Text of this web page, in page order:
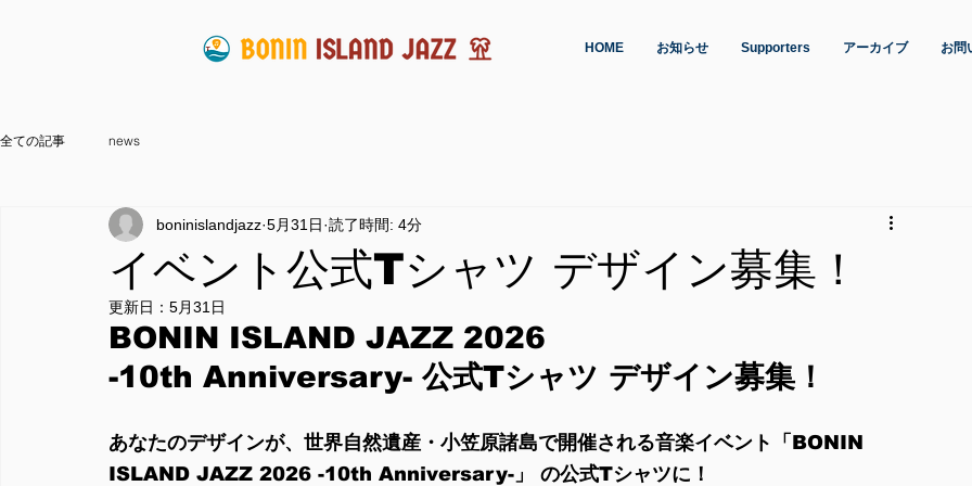
HOME お知らせ Supporters アーカイブ お問
全ての記事 news
イベント公式Tシャツ デザイン募集！
boninislandjazz 5月31日 読了時間: 4分
更新日： 5月31日
BONIN ISLAND JAZZ 2026
-10th Anniversary- 公式Tシャツ デザイン募集！
あなたのデザインが、世界自然遺産・小笠原諸島で開催される音楽イベント「BONIN
ISLAND JAZZ 2026 -10th Anniversary-」 の公式Tシャツに！